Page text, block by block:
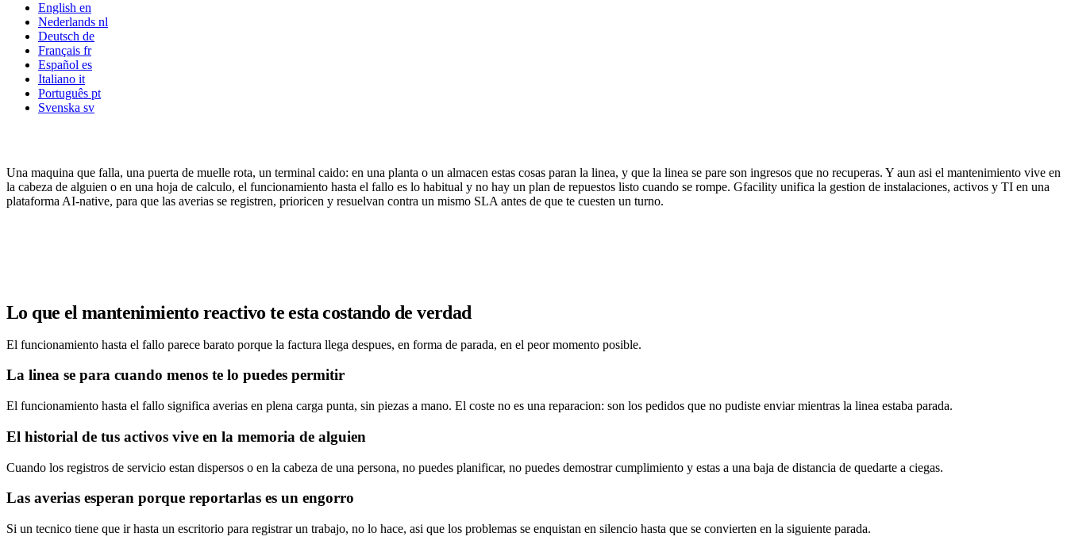
English en
Nederlands nl
Deutsch de
Français fr
Español es
Italiano it
Português pt
Svenska sv
Una maquina que falla, una puerta de muelle rota, un terminal caido: en una planta o un almacen estas cosas paran la linea, y que la linea se pare son ingresos que no recuperas. Y aun asi el mantenimiento vive en
la cabeza de alguien o en una hoja de calculo, el funcionamiento hasta el fallo es lo habitual y no hay un plan de repuestos listo cuando se rompe. Gfacility unifica la gestion de instalaciones, activos y TI en una
plataforma AI-native, para que las averias se registren, prioricen y resuelvan contra un mismo SLA antes de que te cuesten un turno.
Lo que el mantenimiento reactivo te esta costando de verdad
El funcionamiento hasta el fallo parece barato porque la factura llega despues, en forma de parada, en el peor momento posible.
La linea se para cuando menos te lo puedes permitir
El funcionamiento hasta el fallo significa averias en plena carga punta, sin piezas a mano. El coste no es una reparacion: son los pedidos que no pudiste enviar mientras la linea estaba parada.
El historial de tus activos vive en la memoria de alguien
Cuando los registros de servicio estan dispersos o en la cabeza de una persona, no puedes planificar, no puedes demostrar cumplimiento y estas a una baja de distancia de quedarte a ciegas.
Las averias esperan porque reportarlas es un engorro
Si un tecnico tiene que ir hasta un escritorio para registrar un trabajo, no lo hace, asi que los problemas se enquistan en silencio hasta que se convierten en la siguiente parada.